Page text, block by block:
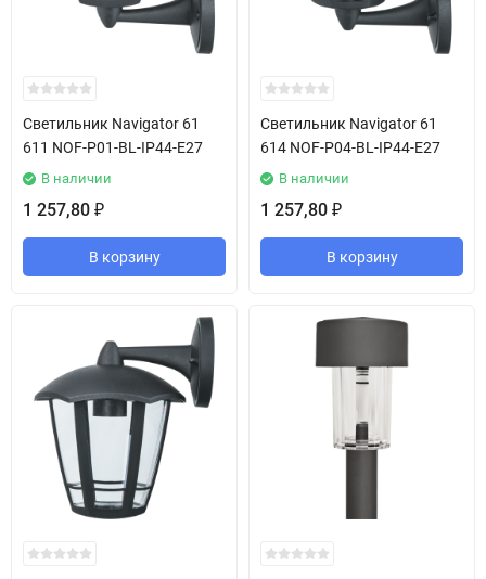
Светильник Navigator 61
611 NOF-P01-BL-IP44-E27
В наличии
1 257,80 ₽
В корзину
Светильник Navigator 61
614 NOF-P04-BL-IP44-E27
В наличии
1 257,80 ₽
В корзину